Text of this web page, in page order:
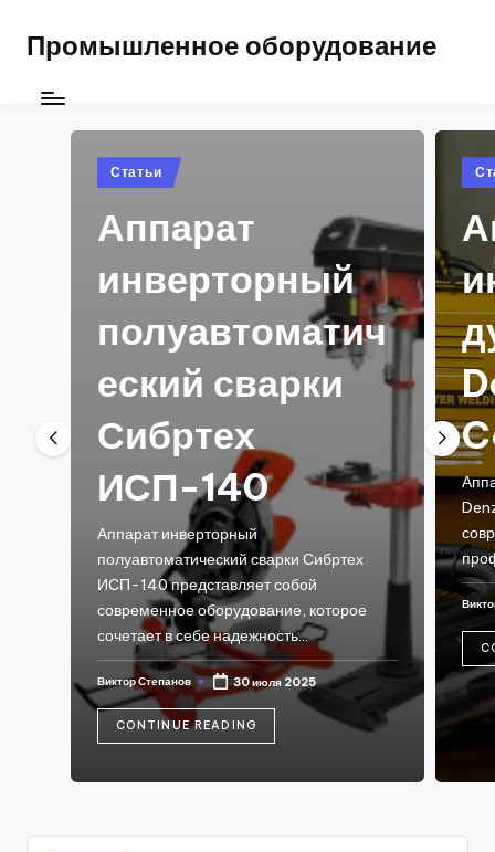
Промышленное оборудование
Posted
in
Статьи
Аппарат
инверторный
полуавтоматич
еский сварки
Сибртех
ИСП-140
Аппарат инверторный
полуавтоматический сварки Сибртех
ИСП-140 представляет собой
современное оборудование, которое
сочетает в себе надежность…
Posted
Виктор Степанов 30 июля 2025
CONTINUE READING
in